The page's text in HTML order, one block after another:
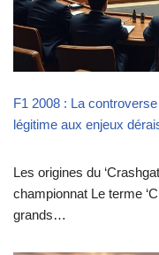
F1 2008 : La
légitime aux enjeux
Les origines du
championnat Le terme
grands…